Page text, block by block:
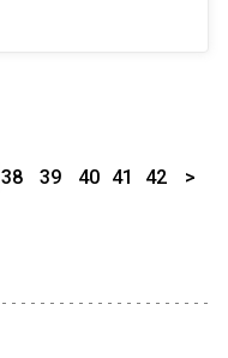
38 39 40 41 42 >